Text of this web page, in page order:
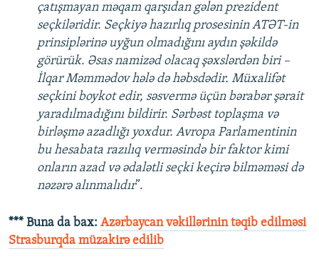
çatışmayan məqam qarşıdan gələn prezident
seçkiləridir. Seçkiyə hazırlıq prosesinin ATƏT-in
prinsiplərinə uyğun olmadığını aydın şəkildə
görürük. Əsas namizəd olacaq şəxslərdən biri –
İlqar Məmmədov hələ də həbsdədir. Müxalifət
seçkini boykot edir, səsvermə üçün bərabər şərait
yaradılmadığını bildirir. Sərbəst toplaşma və
birləşmə azadlığı yoxdur. Avropa Parlamentinin
bu hesabata razılıq verməsində bir faktor kimi
onların azad və ədalətli seçki keçirə bilməməsi də
nəzərə alınmalıdır”.
*** Buna da bax: Azərbaycan vəkillərinin təqib edilməsi
Strasburqda müzakirə edilib